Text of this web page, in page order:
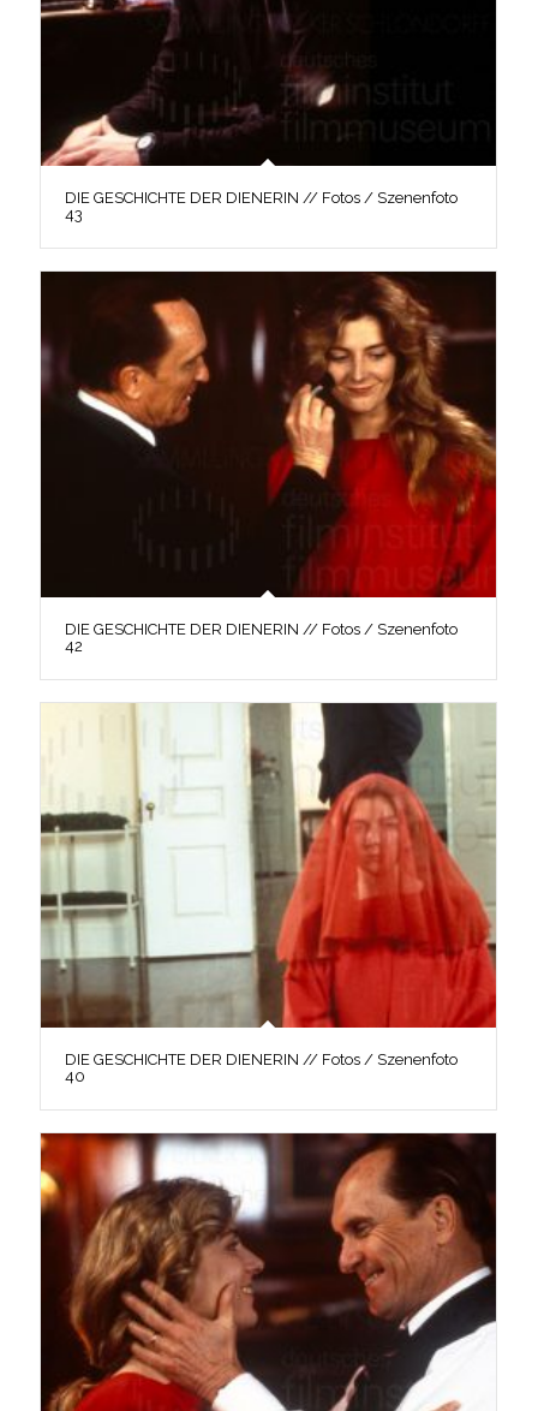
DIE GESCHICHTE DER DIENERIN // Fotos / Szenenfoto
43
DIE GESCHICHTE DER DIENERIN // Fotos / Szenenfoto
42
DIE GESCHICHTE DER DIENERIN // Fotos / Szenenfoto
40